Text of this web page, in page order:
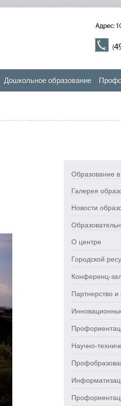
Дошкольное образование
Образование
Галерея
Новости
О центре
Городской
Конференц-
Партнерство
Научно-